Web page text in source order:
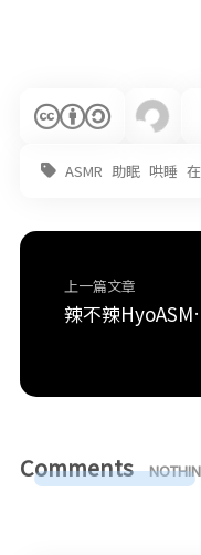
ASMR 助眠 哄睡
上一篇文章
辣不
Comments